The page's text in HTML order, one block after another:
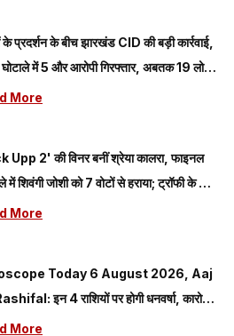
के प्रदर्शन के बीच झारखंड CID की बड़ी कार्रवाई,
घोटाले में 5 और आरोपी गिरफ्तार, अबतक 19 लोग
More
Upp 2' की विनर बनीं श्रेया कालरा, फाइनल
में शिवंगी जोशी को 7 वोटों से हराया; ट्रॉफी के साथ
प्राइज मनी
More
Today 6 August 2026, Aaj
पर होगी धनवर्षा, कारोबार
बड़ा लाभ
More